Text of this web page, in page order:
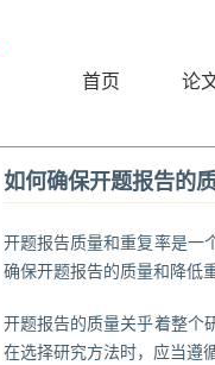
首页 论
如何确保开题报告的
开题报告质量和重复率是一
确保开题报告的质量和降低
开题报告的质量关乎着整个
在选择研究方法时，应当遵